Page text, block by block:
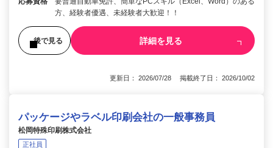
方、経験者優遇、未経験者大歓迎！！
後で見る 詳細を見る
更新日： 2026/07/28 掲載終了日： 2026/10/02
パッケージやラベル印刷会社の一般事務員
松岡特殊印刷株式会社
正社員